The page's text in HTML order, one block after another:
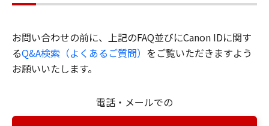
お問い合わせの前に、上記のFAQ並びにCanon IDに関す
るQ&A検索（よくあるご質問） をご覧いただきますよう
お願いいたします。
電話・メールでの